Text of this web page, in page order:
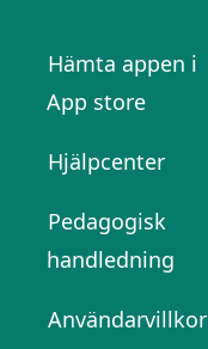
Hämta appen i
App store
Hjälpcenter
Pedagogisk
handledning
Användarvillkor